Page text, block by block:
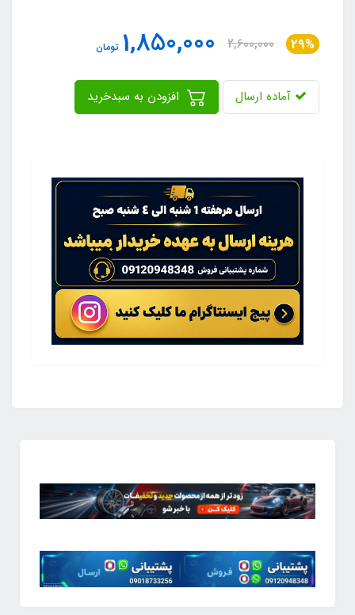
29%
2,600,000
1,850,000 تومان
آماده ارسال